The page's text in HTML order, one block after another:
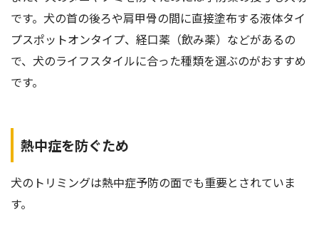
です。犬の首の後ろや肩甲骨の間に直接塗布する液体タイ
プスポットオンタイプ、経口薬（飲み薬）などがあるの
で、犬のライフスタイルに合った種類を選ぶのがおすすめ
です。
熱中症を防ぐため
犬のトリミングは熱中症予防の面でも重要とされていま
す。